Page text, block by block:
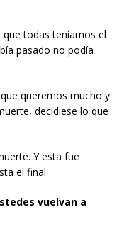
todas teníamos el
pasado no podía
queremos mucho y
decidiese lo que
Y esta fue
el final.
vuelvan a